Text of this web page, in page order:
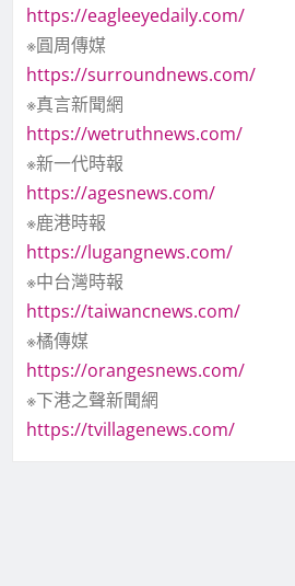
https://eagleeyedaily.com/
※圓周傳媒
https://surroundnews.com/
※真言新聞網
https://wetruthnews.com/
※新一代時報
https://agesnews.com/
※鹿港時報
https://lugangnews.com/
※中台灣時報
https://taiwancnews.com/
※橘傳媒
https://orangesnews.com/
※下港之聲新聞網
https://tvillagenews.com/